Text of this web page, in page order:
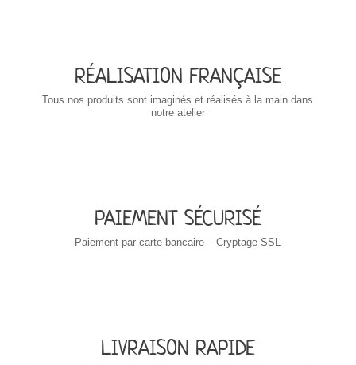
RÉALISATION FRANÇAISE
Tous nos produits sont imaginés et réalisés à la main dans
notre atelier
PAIEMENT SÉCURISÉ
Paiement par carte bancaire – Cryptage SSL
LIVRAISON RAPIDE